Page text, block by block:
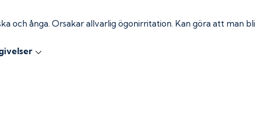
och ånga. Orsakar allvarlig ögonirritation. Kan göra att man